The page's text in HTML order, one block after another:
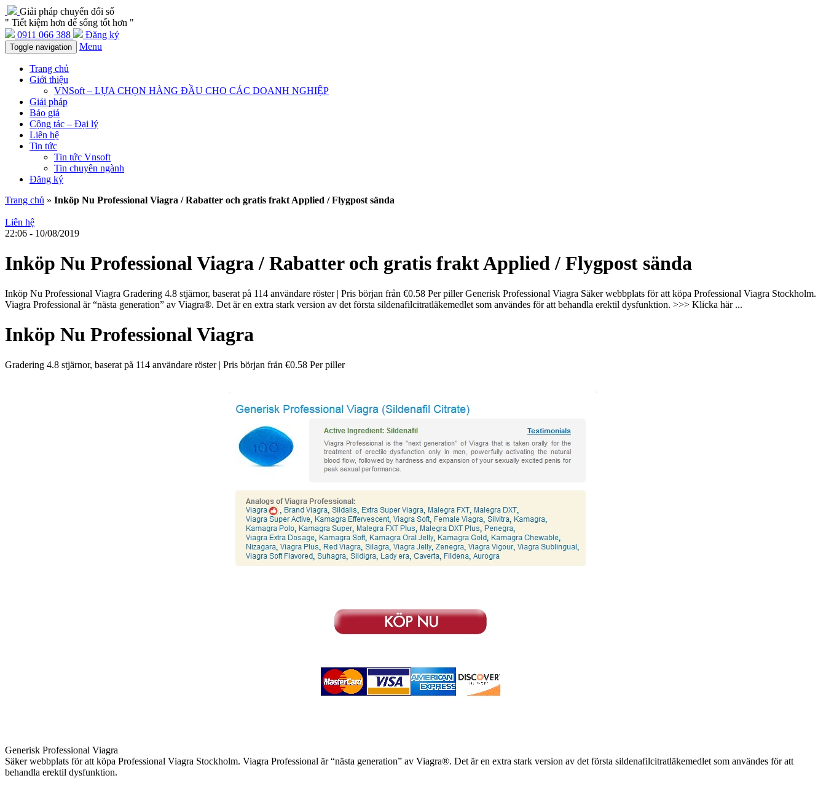
Giải pháp chuyển đổi số
" Tiết kiệm hơn để sống tốt hơn "
0911 066 388
Đăng ký
Toggle navigation Menu
Trang chủ
Giới thiệu
VNSoft – LỰA CHỌN HÀNG ĐẦU CHO CÁC DOANH NGHIỆP
Giải pháp
Báo giá
Cộng tác – Đại lý
Liên hệ
Tin tức
Tin tức Vnsoft
Tin chuyên ngành
Đăng ký
Trang chủ » Inköp Nu Professional Viagra / Rabatter och gratis frakt Applied / Flygpost sända
Liên hệ
22:06 - 10/08/2019
Inköp Nu Professional Viagra / Rabatter och gratis frakt Applied / Flygpost sända
Inköp Nu Professional Viagra Gradering 4.8 stjärnor, baserat på 114 användare röster | Pris början från €0.58 Per piller Generisk Professional Viagra Säker webbplats för att köpa Professional Viagra Stockholm.
Viagra Professional är “nästa generation” av Viagra®. Det är en extra stark version av det första sildenafilcitratläkemedlet som användes för att behandla erektil dysfunktion. >>> Klicka här ...
Inköp Nu Professional Viagra
Gradering 4.8 stjärnor, baserat på 114 användare röster| Pris början från €0.58 Per piller
Generisk Professional Viagra
Säker webbplats för att köpa Professional Viagra Stockholm. Viagra Professional är “nästa generation” av Viagra®. Det är en extra stark version av det första sildenafilcitratläkemedlet som användes för att
behandla erektil dysfunktion.